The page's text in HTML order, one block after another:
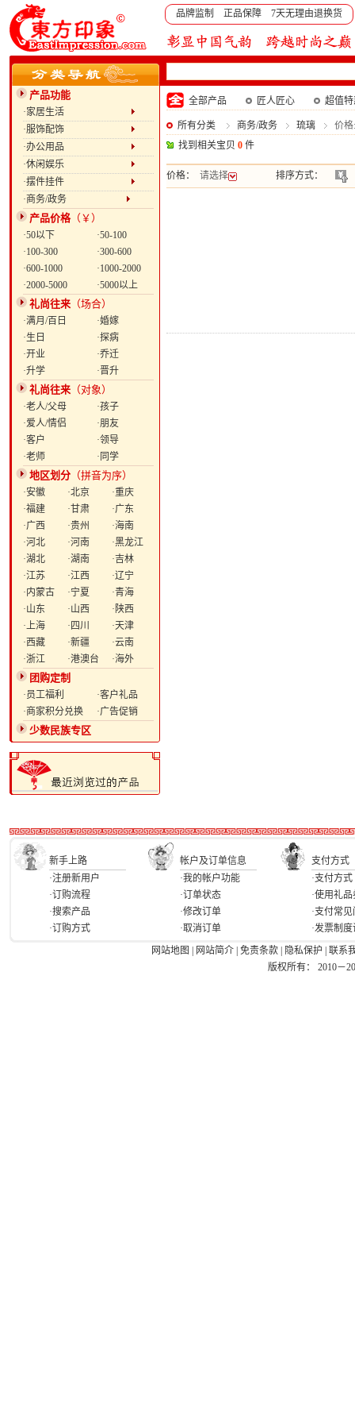
品牌监制 正品保障 7天无理由退换货
产品功能
·家居生活
·服饰配饰
·办公用品
·休闲娱乐
·摆件挂件
·商务/政务
产品价格（￥）
·50以下
·50-100
·100-300
·300-600
·600-1000
·1000-2000
·2000-5000
·5000以上
礼尚往来 （场合）
·满月/百日
·婚嫁
·生日
·探病
·开业
·乔迁
·升学
·晋升
礼尚往来 （对象）
·老人/父母
·孩子
·爱人/情侣
·朋友
·客户
·领导
·老师
·同学
地区划分 （拼音为序）
·安徽 ·北京
·重庆
·福建
·甘肃
·广东
·广西
·贵州
·海南
·河北
·河南
·黑龙江
·湖北
·湖南
·吉林
·江苏
·江西
·辽宁
·内蒙古
·宁夏
·青海
·山东
·山西
·陕西
·上海
·四川
·天津
·西藏
·新疆
·云南
·浙江
·港澳台 ·海外
团购定制
·员工福利
·客户礼品
·商家积分兑换
·广告促销
少数民族专区
全部产品 匠人匠心 超值
所有分类 商务/政务 琉璃
价格
找到相关宝贝 0 件
价格： 请选择 排序方式：
新手上路 帐户及订单信息
支付方式
·注册新用户
·订购流程
·搜索产品
·订购方式
·我的帐户功能
·订单状态
·修改订单
·取消订单
·支付方式
·使用礼品
·支付常
·发票制
网站地图
网站简介 免责条款 隐私保护
联系
版权所有： 2010－